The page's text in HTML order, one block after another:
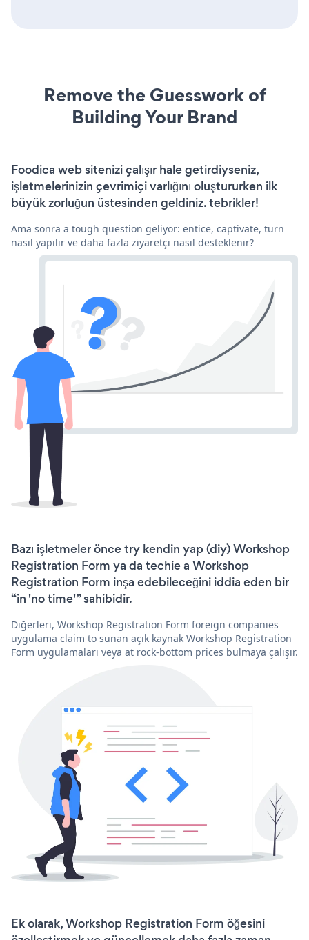
Remove the Guesswork of
Building Your Brand
Foodica web sitenizi çalışır hale getirdiyseniz,
işletmelerinizin çevrimiçi varlığını oluştururken ilk
büyük zorluğun üstesinden geldiniz. tebrikler!
Ama sonra a tough question geliyor: entice, captivate, turn
nasıl yapılır ve daha fazla ziyaretçi nasıl desteklenir?
Bazı işletmeler önce try kendin yap (diy) Workshop
Registration Form ya da techie a Workshop
Registration Form inşa edebileceğini iddia eden bir
“in 'no time'” sahibidir.
Diğerleri, Workshop Registration Form foreign companies
uygulama claim to sunan açık kaynak Workshop Registration
Form uygulamaları veya at rock-bottom prices bulmaya çalışır.
Ek olarak, Workshop Registration Form öğesini